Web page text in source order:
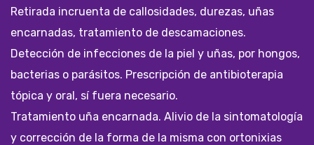
Retirada incruenta de callosidades, durezas, uñas
encarnadas, tratamiento de descamaciones.
Detección de infecciones de la piel y uñas, por hongos,
bacterias o parásitos. Prescripción de antibioterapia
tópica y oral, sí fuera necesario.
Tratamiento uña encarnada. Alivio de la sintomatología
y corrección de la forma de la misma con ortonixias